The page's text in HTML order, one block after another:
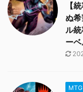
【
ぬ
ル
ーベ
MTG